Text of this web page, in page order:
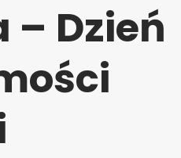
Dzień